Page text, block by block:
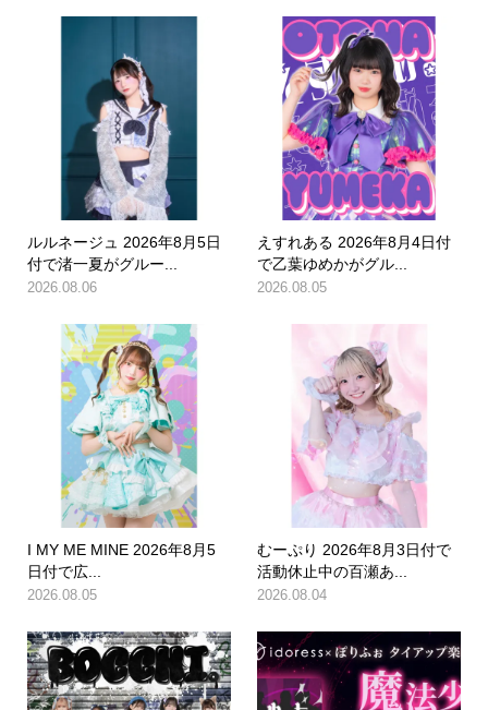
ルルネージュ 2026年8月5日
付で渚一夏がグルー...
2026.08.06
えすれある 2026年8月4日付
で乙葉ゆめかがグル...
2026.08.05
I MY ME MINE 2026年8月5
日付で広...
2026.08.05
むーぷり 2026年8月3日付で
活動休止中の百瀬あ...
2026.08.04